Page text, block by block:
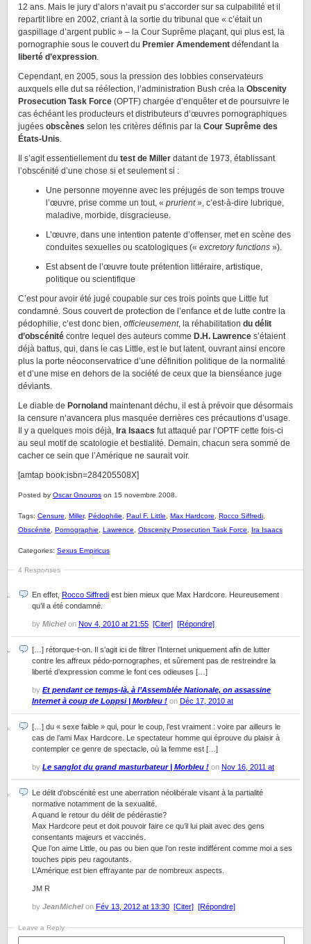
12 ans. Mais le jury d’alors n’avait pu s’accorder sur sa culpabilité et il
repartit libre en 2002, criant à la sortie du tribunal que « c’était un
gaspillage d’argent public » – la Cour Suprême plaçant, qui plus est, la
pornographie sous le couvert du Premier Amendement défendant la
liberté d’expression.
Cependant, en 2005, sous la pression des lobbies conservateurs
auxquels elle dut sa réélection, l’administration Bush créa la Obscenity
Prosecution Task Force (OPTF) chargée d’enquêter et de poursuivre le
cas échéant les producteurs et distributeurs d’œuvres pornographiques
jugées obscènes selon les critères définis par la Cour Suprême des
États-Unis.
Il s’agit essentiellement du test de Miller datant de 1973, établissant
l’obscénité d’une chose si et seulement si :
Une personne moyenne avec les préjugés de son temps trouve
l’œuvre, prise comme un tout, « prurient», c’est-à-dire lubrique,
maladive, morbide, disgracieuse.
L’œuvre, dans une intention patente d’offenser, met en scène des
conduites sexuelles ou scatologiques (« excretory functions »).
Est absent de l’œuvre toute prétention littéraire, artistique,
politique ou scientifique
C’est pour avoir été jugé coupable sur ces trois points que Little fut
condamné. Sous couvert de protection de l’enfance et de lutte contre la
pédophilie, c’est donc bien, officieusement, la réhabilitation du délit
d’obscénité contre lequel des auteurs comme D.H. Lawrence s’étaient
déjà battus, qui, dans le cas Little, est le but latent, ouvrant ainsi encore
plus la porte néoconservatrice d’une définition politique de la normalité
et d’une mise en dehors de la société de ceux que la bienséance juge
déviants.
Le diable de Pornoland maintenant déchu, il est à prévoir que désormais
la censure n’avancera plus masquée derrières ces précautions d’usage.
Il y a quelques mois déjà, Ira Isaacs fut attaqué par l’OPTF cette fois-ci
au seul motif de scatologie et bestialité. Demain, chacun sera sommé de
cacher ce sein que l’Amérique ne saurait voir.
[amtap book:isbn=284205508X]
Posted by Oscar Gnouros on 15 novembre 2008.
Tags: Censure Miller, Pédophilie Paul F. Little Max Hardcore Rocco Siffredi
Obscénite
Pornographie Lawrence Obscenity Prosecution Task Force Ira Isaacs
Categories: Sexus Empiricus
4 Responses
En effet, Rocco Siffredi est bien mieux que Max Hardcore. Heureusement
qu’il a été condamné.
by Michel on Nov 4, 2010 at 21:55 [Citer] [Répondre]
[…] rétorque-t-on. Il s’agit ici de filtrer l’Internet uniquement afin de lutter
contre les affreux pédo-pornographes, et sûrement pas de restreindre la
liberté d’expression comme le font ces odieuses […]
by Et pendant ce temps-là, à l’Assemblée Nationale, on assassine
Internet à coup de Loppsi | Morbleu ! on Déc 17, 2010 at
[…] du « sexe faible » qui, pour le coup, l’est vraiment : voire par ailleurs le
cas de l’ami Max Hardcore. Le spectateur homme qui éprouve du plaisir à
contempler ce genre de spectacle, où la femme est […]
by Le sanglot du grand masturbateur | Morbleu ! on Nov 16, 2011 at
Le délit d’obscénité est une aberration néolibérale visant à la partialité
normative notamment de la sexualité.
A quand le retour du délit de pédérastie?
Max Hardcore peut et doit pouvoir faire ce qu’il lui plait avec des gens
consentants majeurs et vaccinés.
Que l’on aime Little, ou pas ou bien que l’on reste indifférent comme moi a ses
touches pipis peu ragoutants.
L’Amérique est bien effrayante par de nombreux aspects.
JM R
by JeanMichel on Fév 13, 2012 at 13:30 [Citer] [Répondre]
Leave a Reply